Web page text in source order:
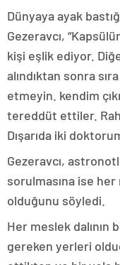
Dünyaya ayak
Gezeravcı,
kişi eşlik ediyor.
alındıktan sonra
etmeyin. kendim
tereddüt ettiler.
Dışarıda iki
Gezeravcı,
sorulmasına ise
olduğunu söyledi.
Her meslek dalının
gereken yerleri